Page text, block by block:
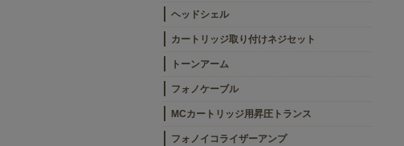
ヘッドシェル
カートリッジ取り付けネジセット
トーンアーム
フォノケーブル
MCカートリッジ用昇圧トランス
フォノイコライザーアンプ